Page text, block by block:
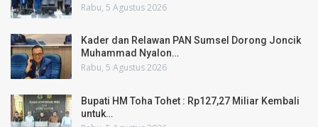
Rabu, 5 Agustus 2026
Kader dan Relawan PAN Sumsel Dorong Joncik
Muhammad Nyalon…
Rabu, 5 Agustus 2026
Bupati HM Toha Tohet : Rp127,27 Miliar Kembali
untuk…